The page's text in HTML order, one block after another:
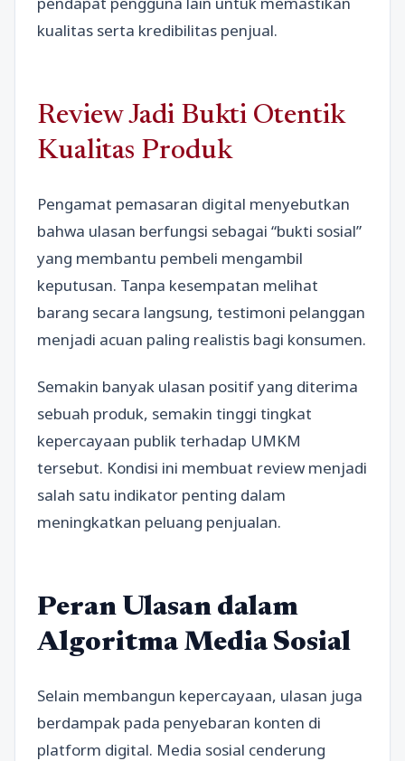
kualitas serta kredibilitas penjual.
Review Jadi Bukti Otentik
Kualitas Produk
Pengamat pemasaran digital menyebutkan
bahwa ulasan berfungsi sebagai “bukti sosial”
yang membantu pembeli mengambil
keputusan. Tanpa kesempatan melihat
barang secara langsung, testimoni pelanggan
menjadi acuan paling realistis bagi konsumen.
Semakin banyak ulasan positif yang diterima
sebuah produk, semakin tinggi tingkat
kepercayaan publik terhadap UMKM
tersebut. Kondisi ini membuat review menjadi
salah satu indikator penting dalam
meningkatkan peluang penjualan.
Peran Ulasan dalam
Algoritma Media Sosial
Selain membangun kepercayaan, ulasan juga
berdampak pada penyebaran konten di
platform digital. Media sosial cenderung